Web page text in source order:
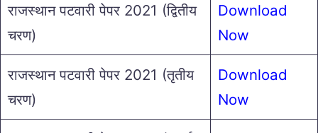
राजस्थान पटवारी पेपर 2021 (द्वितीय
चरण)
Download
Now
राजस्थान पटवारी पेपर 2021 (तृतीय
चरण)
Download
Now